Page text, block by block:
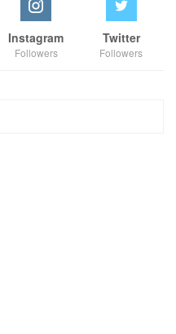
Instagram
Followers
Twitter
Followers